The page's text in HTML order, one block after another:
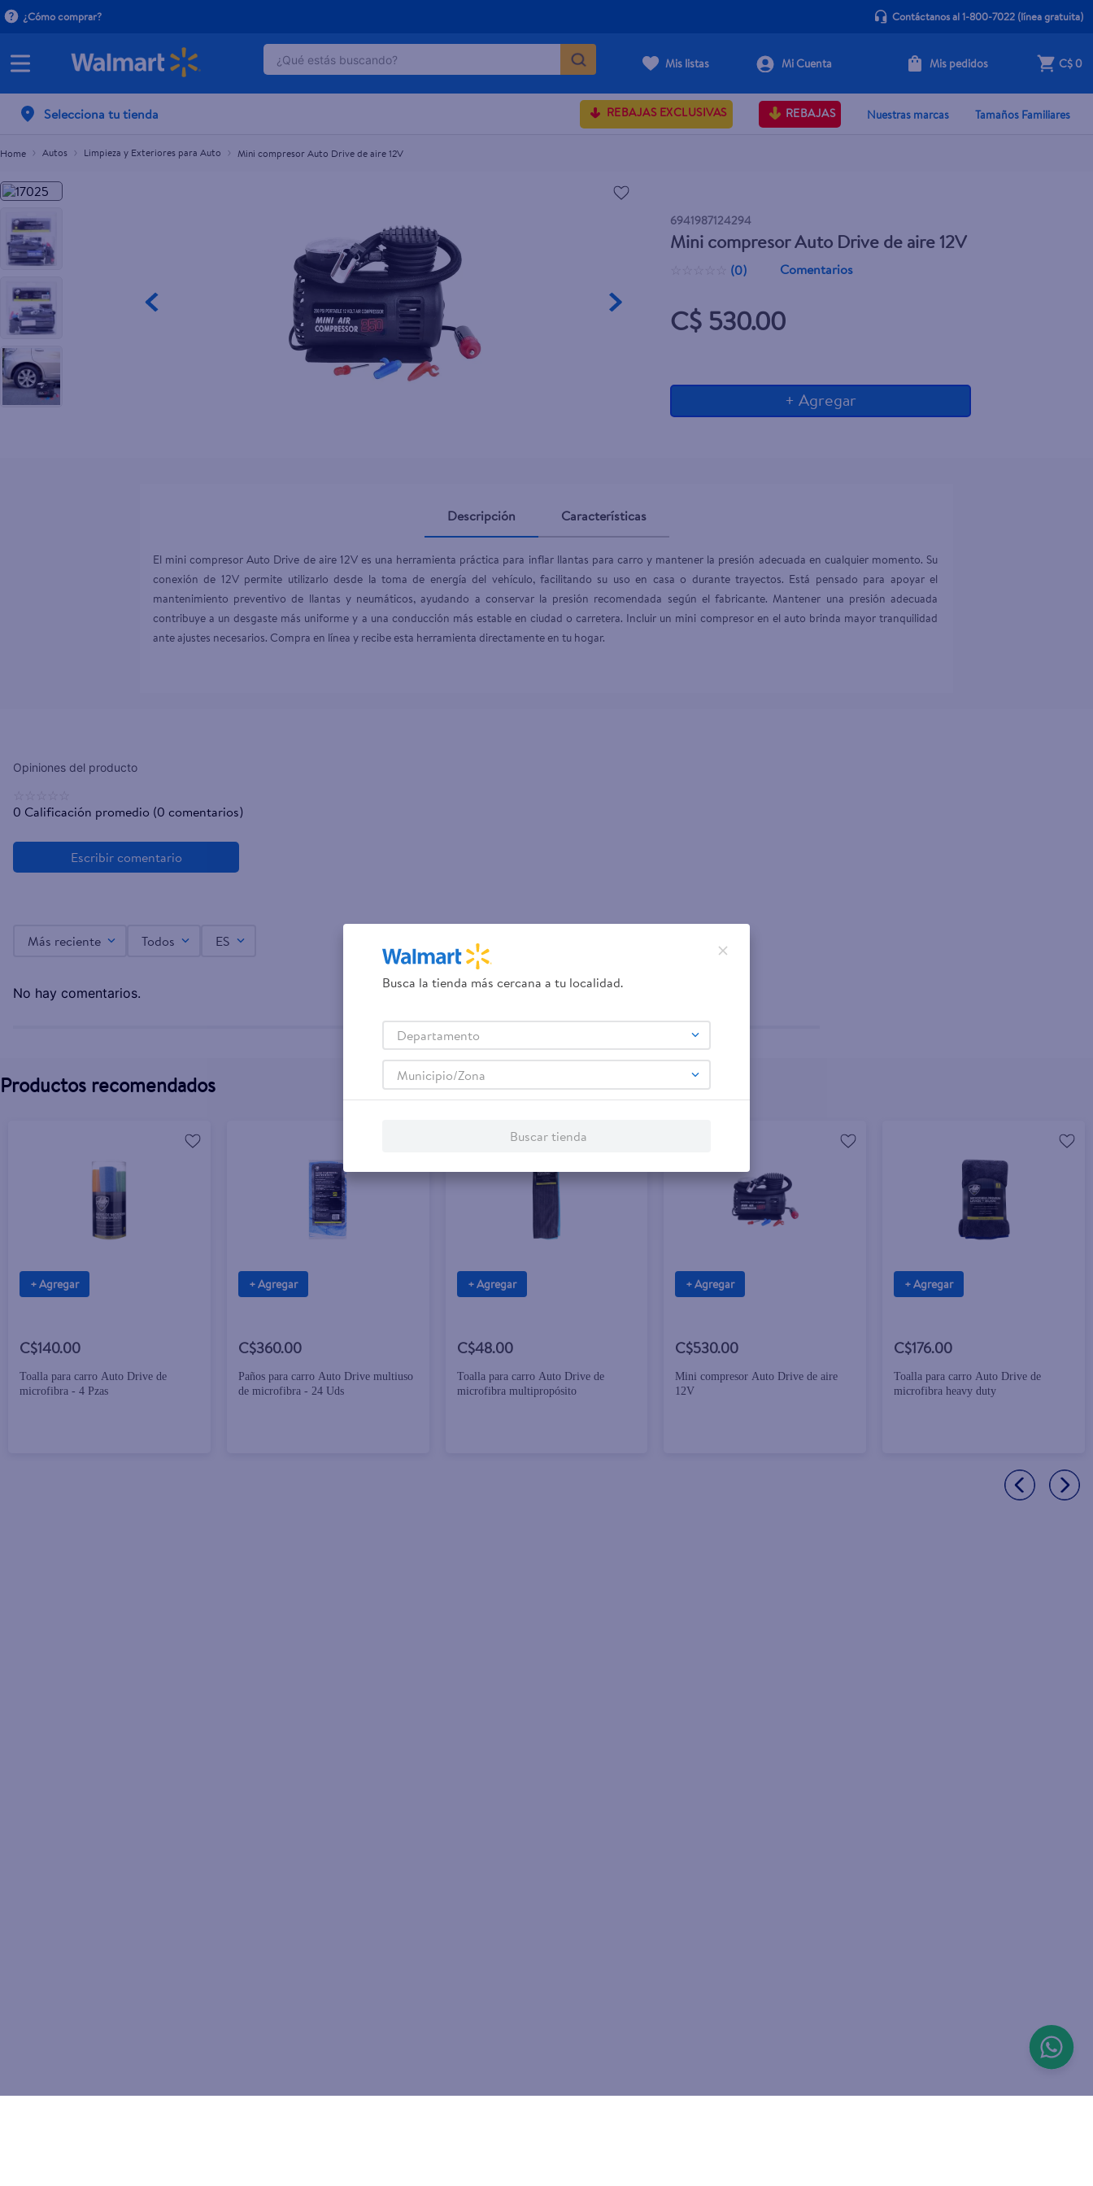
¿Cómo comprar? Contáctanos al 1-800-7022(línea gratuita)
¿Qué estás buscando?
Mis listas Mis pedidos C$ 0
Selecciona tu tienda REBAJAS EXCLUSIVAS REBAJAS Nuestras marcas Tamaños Familiares
Autos Limpieza y Exteriores para Auto Mini compresor Auto Drive de aire 12V
6941987124294
Mini compresor Auto Drive de aire 12V
(0) Comentarios
C$ 530.00
+ Agregar
Mini compresor Auto Drive de aire 12V
+ Agregar
Descripción Características
El mini compresor Auto Drive de aire 12V es una herramienta práctica para inflar llantas para carro y mantener la presión adecuada en cualquier momento. Su
conexión de 12V permite utilizarlo desde la toma de energía del vehículo, facilitando su uso en casa o durante trayectos. Está pensado para apoyar el
mantenimiento preventivo de llantas y neumáticos, ayudando a conservar la presión recomendada según el fabricante. Mantener una presión adecuada
contribuye a un desgaste más uniforme y a una conducción más estable en ciudad o carretera. Incluir un mini compresor en el auto brinda mayor tranquilidad
ante ajustes necesarios. Compra en línea y recibe esta herramienta directamente en tu hogar.
0 Calificación promedio (0 comentarios)
Más reciente Todos ES
No hay comentarios.
Productos recomendados
+ Agregar
C$140.00
Toalla para carro Auto Drive de
microfibra - 4 Pzas
+ Agregar
C$360.00
Paños para carro Auto Drive multiuso
de microfibra - 24 Uds
+ Agregar
C$48.00
Toalla para carro Auto Drive de
microfibra multipropósito
+ Agregar
C$530.00
Mini compresor Auto Drive de aire
12V
+ Agregar
C$176.00
Toalla para carro Auto Drive de
microfibra heavy duty
Busca la tienda más cercana a tu localidad.
Departamento
Municipio/Zona
Buscar tienda
TÉRMINOS MÁS BUSCADOS
head and shoulders
6.
herbal rosa
7.
ponds
aceite
9
tip top